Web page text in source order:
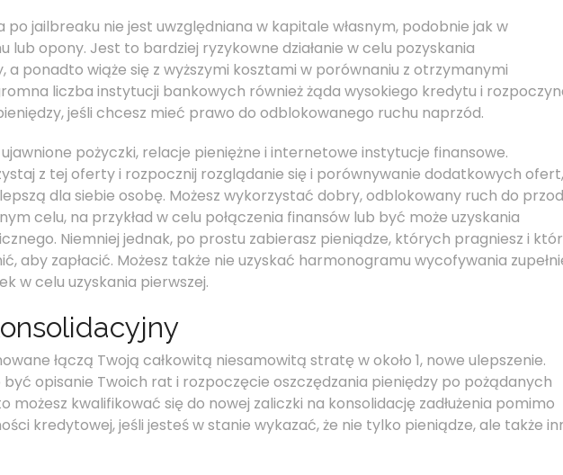
po jailbreaku nie jest uwzględniana w kapitale własnym, podobnie jak w
lub opony. Jest to bardziej ryzykowne działanie w celu pozyskania
a ponadto wiąże się z wyższymi kosztami w porównaniu z otrzymanymi
liczba instytucji bankowych również żąda wysokiego kredytu i
jeśli chcesz mieć prawo do odblokowanego ruchu naprzód.
ujawnione pożyczki, relacje pieniężne i internetowe instytucje finansowe.
z tej oferty i rozpocznij rozglądanie się i porównywanie dodatkowych ofert,
dla siebie osobę. Możesz wykorzystać dobry, odblokowany ruch do
celu, na przykład w celu połączenia finansów lub być może uzyskania
Niemniej jednak, po prostu zabierasz pieniądze, których pragniesz i
aby zapłacić. Możesz także nie uzyskać harmonogramu wycofywania
w celu uzyskania pierwszej.
łączą Twoją całkowitą niesamowitą stratę w około 1, nowe ulepszenie.
opisanie Twoich rat i rozpoczęcie oszczędzania pieniędzy po pożądanych
możesz kwalifikować się do nowej zaliczki na konsolidację zadłużenia pomimo
kredytowej, jeśli jesteś w stanie wykazać, że nie tylko pieniądze, ale także